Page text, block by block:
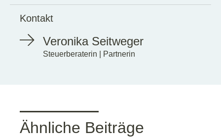
Kontakt
Veronika Seitweger
Steuerberaterin | Partnerin
Ähnliche Beiträge